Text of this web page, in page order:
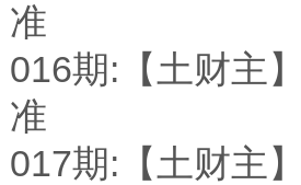
准
016期:【土财主
准
017期:【土财主